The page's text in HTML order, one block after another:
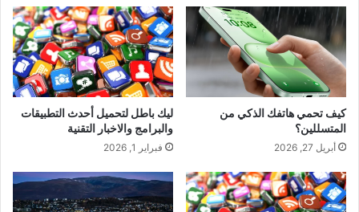
كيف تحمي هاتفك الذكي من
المتسللين؟
أبريل 27, 2026
ليك باطل لتحميل أحدث التطبيقات
والبرامج والاخبار التقنية
فبراير 1, 2026